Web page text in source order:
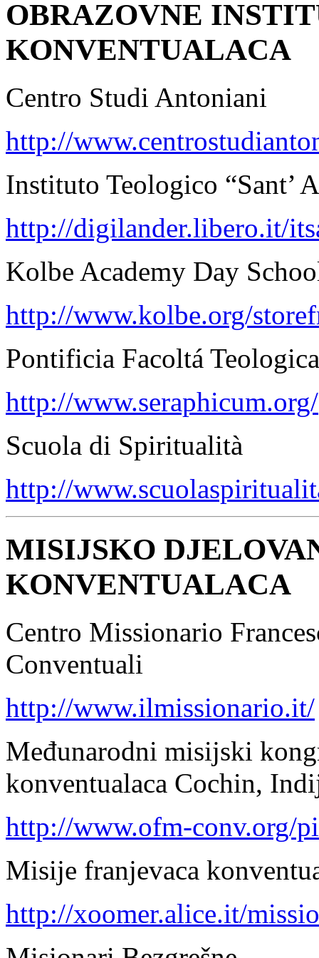
OBRAZOVNE
KONVENTUALACA
Centro Studi Antoniani
http://
Instituto Teologico “Sant’
http://digilander.libero.it/
Kolbe Academy Day
http://www.kolbe.org/
Pontificia Facoltá
http://www.seraphicum.org/
Scuola di Spiritualità
http://
MISIJSKO
KONVENTUALACA
Centro Missionario
Conventuali
http://www.ilmissionario.it/
Međunarodni misijski
konventualaca Cochin,
http://www.ofm-conv.org/
Misije franjevaca
http://xoomer.alice.it/